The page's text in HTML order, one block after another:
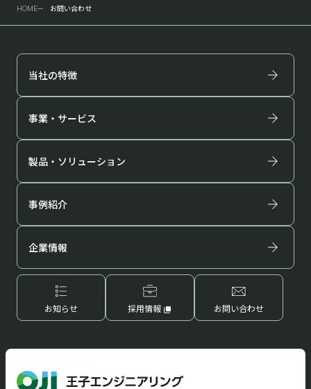
DXへの取り組み
沿革
拠点・ネットワーク 登録許可・保有資格
HOME お問い合わせ
当社の特徴
事業・サービス
製品・ソリューション
事例紹介
企業情報
お知らせ 採用情報 お問い合わせ